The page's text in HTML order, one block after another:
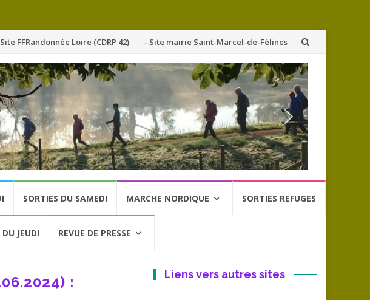
FFRandonnée Loire (CDRP 42) – Site mairie Saint-Marcel-de-Félines
SORTIES DU SAMEDI MARCHE NORDIQUE SORTIES REFUGES
JEUDI REVUE DE PRESSE
: Liens vers autres sites